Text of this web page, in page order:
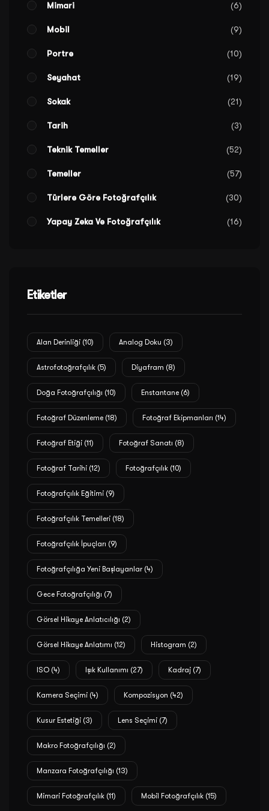
Mimari 6
Mobil 9
Portre 10
Seyahat 19
Sokak 21
Tarih 3
Teknik Temeller 52
Temeller 57
Türlere Göre Fotoğrafçılık 30
Yapay Zeka Ve Fotoğrafçılık 16
Etiketler
Alan Derinliği (10) Analog Doku (3)
Astrofotoğrafçılık (5) Diyafram (8)
Doğa Fotoğrafçılığı (10) Enstantane (6)
Fotoğraf Düzenleme (18) Fotoğraf Ekipmanları (14)
Fotoğraf Etiği (11) Fotoğraf Sanatı (8)
Fotoğraf Tarihi (12) Fotoğrafçılık (10)
Fotoğrafçılık Eğitimi (9)
Fotoğrafçılık Temelleri (18)
Fotoğrafçılık İpuçları (9)
Fotoğrafçılığa Yeni Başlayanlar (4)
Gece Fotoğrafçılığı (7)
Görsel Hikaye Anlatıcılığı (2)
Görsel Hikaye Anlatımı (12) Histogram (2)
ISO (4) Işık Kullanımı (27) Kadraj (7)
Kamera Seçimi (4) Kompozisyon (42)
Kusur Estetiği (3) Lens Seçimi (7)
Makro Fotoğrafçılığı (2)
Manzara Fotoğrafçılığı (13)
Mimari Fotoğrafçılık (11) Mobil Fotoğrafçılık (15)